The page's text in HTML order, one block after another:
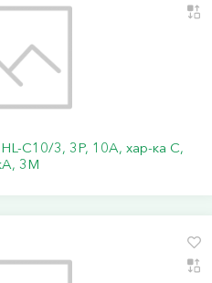
C10/3, 3P, 10A, хар-ка C,
3M